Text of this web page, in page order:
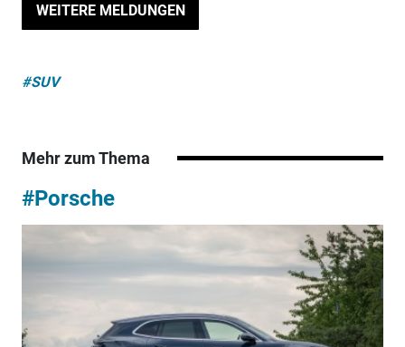
WEITERE MELDUNGEN
#SUV
Mehr zum Thema
#Porsche